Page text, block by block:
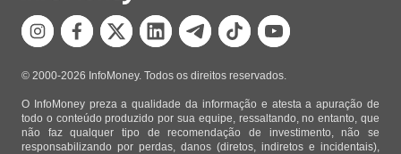
© 2000-2026 InfoMoney. Todos os direitos reservados.
O InfoMoney preza a qualidade da informação e atesta a apuração de
todo o conteúdo produzido por sua equipe, ressaltando, no entanto, que
não faz qualquer tipo de recomendação de investimento, não se
responsabilizando por perdas, danos (diretos, indiretos e incidentais),